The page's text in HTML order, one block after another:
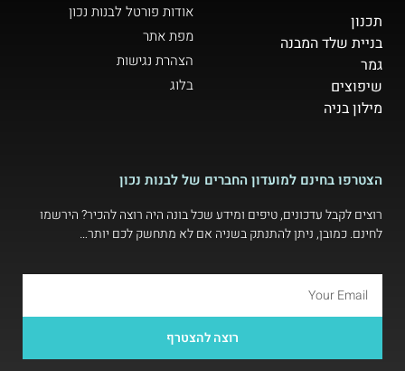
תכנון
בניית שלד המבנה
גמר
שיפוצים
מילון בניה
אודות פורטל לבנות נכון
מפת אתר
הצהרת נגישות
בלוג
הצטרפו בחינם למועדון החברים של לבנות נכון
רוצים לקבל עדכונים, טיפים ומידע שכל בונה היה רוצה להכיר? הירשמו
לחינם. כמובן, ניתן להתנתק בשניה אם לא מתחשק לכם יותר…
רוצה להצטרף